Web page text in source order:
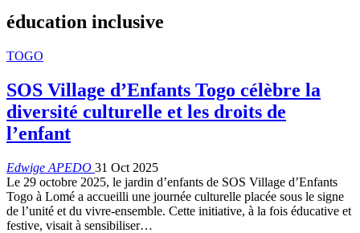
éducation inclusive
TOGO
SOS Village d’Enfants Togo célèbre la
diversité culturelle et les droits de
l’enfant
Edwige APEDO 31 Oct 2025
Le 29 octobre 2025, le jardin d’enfants de SOS Village d’Enfants
Togo à Lomé a accueilli une journée culturelle placée sous le signe
de l’unité et du vivre-ensemble. Cette initiative, à la fois éducative et
festive, visait à sensibiliser…